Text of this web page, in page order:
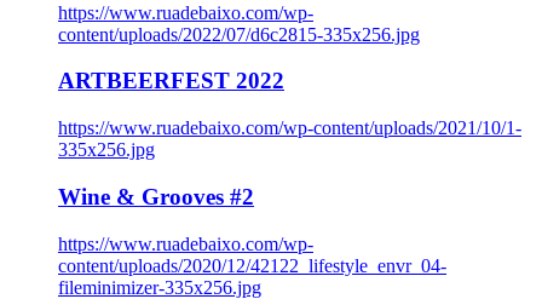
https://www.ruadebaixo.com/wp-
content/uploads/2022/07/d6c2815-335x256.jpg
ARTBEERFEST 2022
https://www.ruadebaixo.com/wp-content/uploads/2021/10/1-
335x256.jpg
Wine & Grooves #2
https://www.ruadebaixo.com/wp-
content/uploads/2020/12/42122_lifestyle_envr_04-
fileminimizer-335x256.jpg